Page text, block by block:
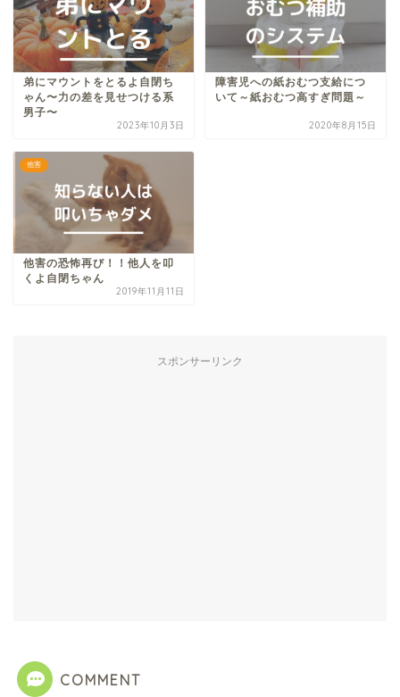
弟にマウントをとるよ自閉ち
ゃん〜力の差を見せつける系
男子〜
2023年10月3日
障害児への紙おむつ支給につ
いて～紙おむつ高すぎ問題～
2020年8月15日
他害
他害の恐怖再び！！他人を叩
くよ自閉ちゃん
2019年11月11日
スポンサーリンク
COMMENT